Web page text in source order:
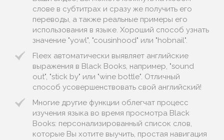
слове в субтитрах и сразу же получить его
переводы, а также реальные примеры его
использования в языке. Хороший способ узнать
значение "yowl", "cousinhood" или "hobnail".
Fleex автоматически выявляет английские
выражения в Black Books, например, "sound
out", "stick by" или "wine bottle". Отличный
способ усовершенствовать свой английский!
Многие другие функции облегчат процесс
изучения языка во время просмотра Black
Books: персонализированный список слов,
которые Вы хотите выучить, простая навигация